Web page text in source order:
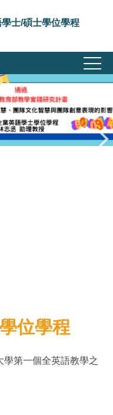
士/碩士學位學程
位學程
學第一個全英語教學之